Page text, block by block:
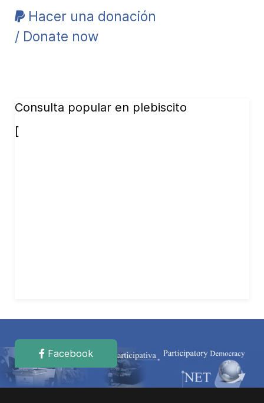
Hacer una donación
/ Donate now
Consulta popular en plebiscito
[
Facebook